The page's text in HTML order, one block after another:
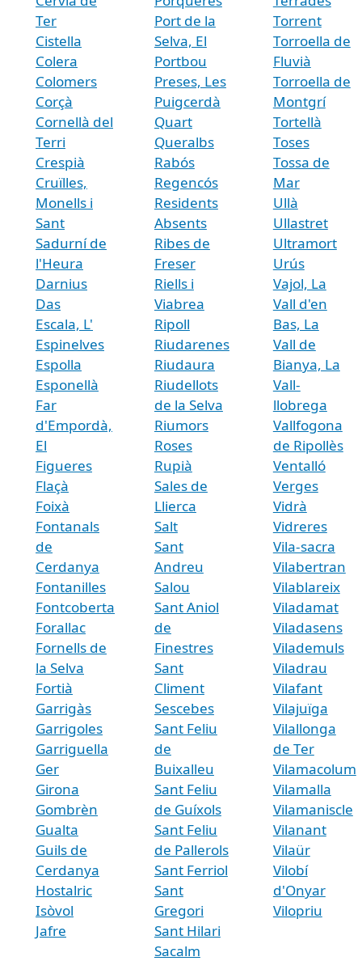
Ter
Cistella
Colera
Colomers
Corçà
Cornellà del
Terri
Crespià
Cruïlles,
Monells i
Sant
Sadurní de
l'Heura
Darnius
Das
Escala, L'
Espinelves
Espolla
Esponellà
Far
d'Empordà,
El
Figueres
Flaçà
Foixà
Fontanals
de
Cerdanya
Fontanilles
Fontcoberta
Forallac
Fornells de
la Selva
Fortià
Garrigàs
Garrigoles
Garriguella
Ger
Girona
Gombrèn
Gualta
Guils de
Cerdanya
Hostalric
Isòvol
Jafre
Port de la
Selva, El
Portbou
Preses, Les
Puigcerdà
Quart
Queralbs
Rabós
Regencós
Residents
Absents
Ribes de
Freser
Riells i
Viabrea
Ripoll
Riudarenes
Riudaura
Riudellots
de la Selva
Riumors
Roses
Rupià
Sales de
Llierca
Salt
Sant
Andreu
Salou
Sant Aniol
de
Finestres
Sant
Climent
Sescebes
Sant Feliu
de
Buixalleu
Sant Feliu
de Guíxols
Sant Feliu
de Pallerols
Sant Ferriol
Sant
Gregori
Sant Hilari
Sacalm
Torrent
Torroella de
Fluvià
Torroella de
Montgrí
Tortellà
Toses
Tossa de
Mar
Ullà
Ullastret
Ultramort
Urús
Vajol, La
Vall d'en
Bas, La
Vall de
Bianya, La
Vall-
llobrega
Vallfogona
de Ripollès
Ventalló
Verges
Vidrà
Vidreres
Vila-sacra
Vilabertran
Vilablareix
Viladamat
Viladasens
Vilademuls
Viladrau
Vilafant
Vilajuïga
Vilallonga
de Ter
Vilamacolum
Vilamalla
Vilamaniscle
Vilanant
Vilaür
Vilobí
d'Onyar
Vilopriu